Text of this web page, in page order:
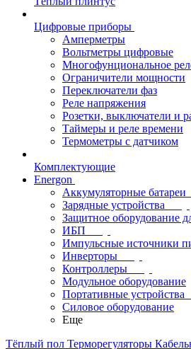
Цифровые приборы
Амперметры
Вольтметры цифровые
Многофунциональное
Ограничители мощности
Переключатели фаз
Реле напряжения
Розетки, выключатели и
Таймеры и реле времени
Термометры c датчиком
Комплектующие
Energon
Аккумуляторные батареи
Зарядные устройства
Защитное оборудование
ИБП
Импульсные источники
Инверторы
Контроллеры
Модульное оборудование
Портативные устройства
Силовое оборудование
Еще
Тёплый пол Терморегуляторы